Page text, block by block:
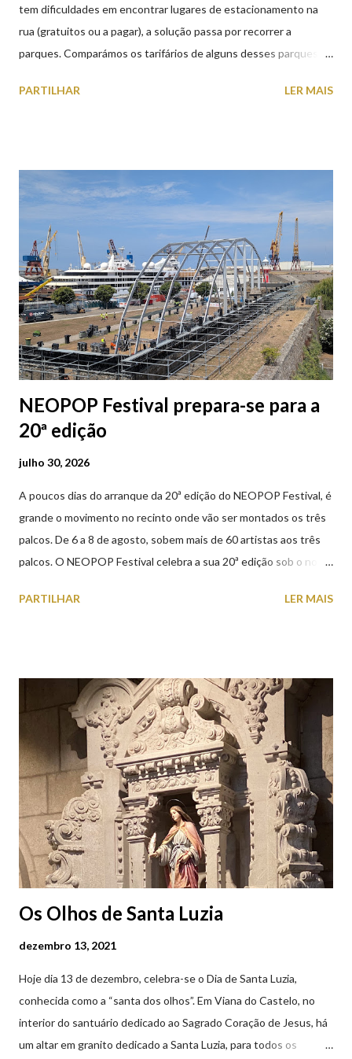
tem dificuldades em encontrar lugares de estacionamento na
rua (gratuitos ou a pagar), a solução passa por recorrer a
parques. Comparámos os tarifários de alguns desses parques de
subterrâneos) perto do centro da cidade (entenda-se por
subterrâneos. O Parque da Estação Viana Shopping é grátis de
2ª a 5ª feira a partir das 20:00 (DIAS ÚTEIS)
PARTILHAR LER MAIS
NEOPOP Festival prepara-se para a
20ª edição
julho 30, 2026
A poucos dias do arranque da 20ª edição do NEOPOP Festival, é
grande o movimento no recinto onde vão ser montados os três
palcos. De 6 a 8 de agosto, sobem mais de 60 artistas aos três
palcos. O NEOPOP Festival celebra a sua 20ª edição sob o nome
Portugal e um dos mais prestigiados da Europa, atrai milhares de
PARTILHAR LER MAIS
Os Olhos de Santa Luzia
dezembro 13, 2021
Hoje dia 13 de dezembro, celebra-se o Dia de Santa Luzia,
conhecida como a “santa dos olhos”. Em Viana do Castelo, no
interior do santuário dedicado ao Sagrado Coração de Jesus, há
um altar em granito dedicado a Santa Luzia, para todos os